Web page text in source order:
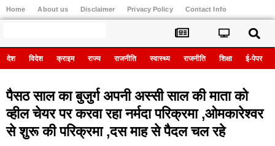
Home About us Disclaimer Privacy Policy Contact Info
देश विदेश क्राइम राज्य राजनीति स्वास्थ्य राजनीति शिक्षा ई-पेपर
पैसठ साल का बुजुर्ग अपनी अस्सी साल की माता को
व्हील चेयर पर करवा रहा नर्मदा परिक्रमा ,ओमकारेश्वर
से शुरू की परिक्रमा ,दस माह से पैदल चल रहे